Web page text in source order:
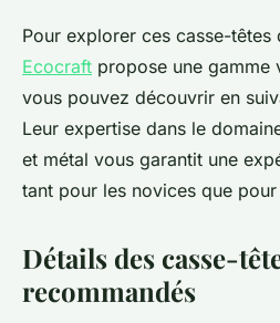
Pour explorer ces casse-têtes
Ecocraft propose une gamme
vous pouvez découvrir en
Leur expertise dans le
et métal vous garantit une
tant pour les novices que
Détails des casse-
recommandés